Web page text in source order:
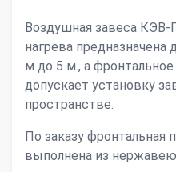
Воздушная завеса
нагрева
м до 5 м., а
допускает установку
пространстве.
По заказу фронтальная
выполнена из